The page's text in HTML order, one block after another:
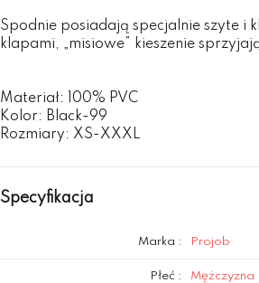
Spodnie posiadają specjalnie szyte i
klapami, „misiowe” kieszenie
Materiał: 100% PVC
Kolor: Black-99
Rozmiary: XS-XXXL
Specyfikacja
Marka : Projob
Płeć : Mężczyzna